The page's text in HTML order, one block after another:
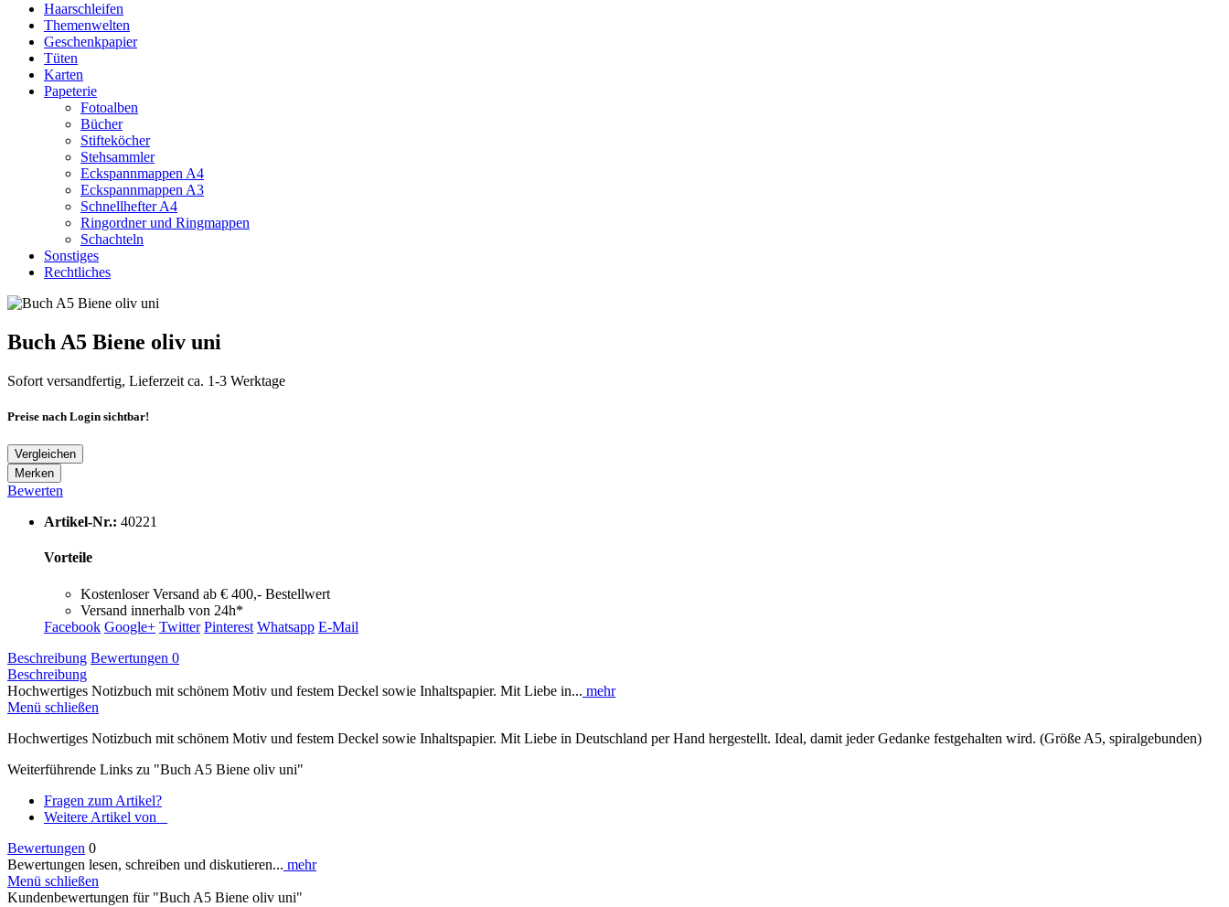
Haarschleifen
Themenwelten
Geschenkpapier
Tüten
Karten
Papeterie
Fotoalben
Bücher
Stifteköcher
Stehsammler
Eckspannmappen A4
Eckspannmappen A3
Schnellhefter A4
Ringordner und Ringmappen
Schachteln
Sonstiges
Rechtliches
Buch A5 Biene oliv uni
Sofort versandfertig, Lieferzeit ca. 1-3 Werktage
Preise nach Login sichtbar!
Vergleichen
Merken
Bewerten
Artikel-Nr.: 40221
Vorteile
Kostenloser Versand ab € 400,- Bestellwert
Versand innerhalb von 24h*
Facebook Google+ Twitter Pinterest Whatsapp E-Mail
Beschreibung Bewertungen 0
Beschreibung
Hochwertiges Notizbuch mit schönem Motiv und festem Deckel sowie Inhaltspapier. Mit Liebe in... mehr
Menü schließen
Hochwertiges Notizbuch mit schönem Motiv und festem Deckel sowie Inhaltspapier. Mit Liebe in Deutschland per Hand hergestellt. Ideal, damit jeder Gedanke festgehalten wird. (Größe A5, spiralgebunden)
Weiterführende Links zu "Buch A5 Biene oliv uni"
Fragen zum Artikel?
Weitere Artikel von _
Bewertungen 0
Bewertungen lesen, schreiben und diskutieren... mehr
Menü schließen
Kundenbewertungen für "Buch A5 Biene oliv uni"